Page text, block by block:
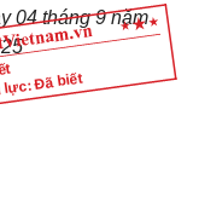
Đã biết
04 tháng 9 năm